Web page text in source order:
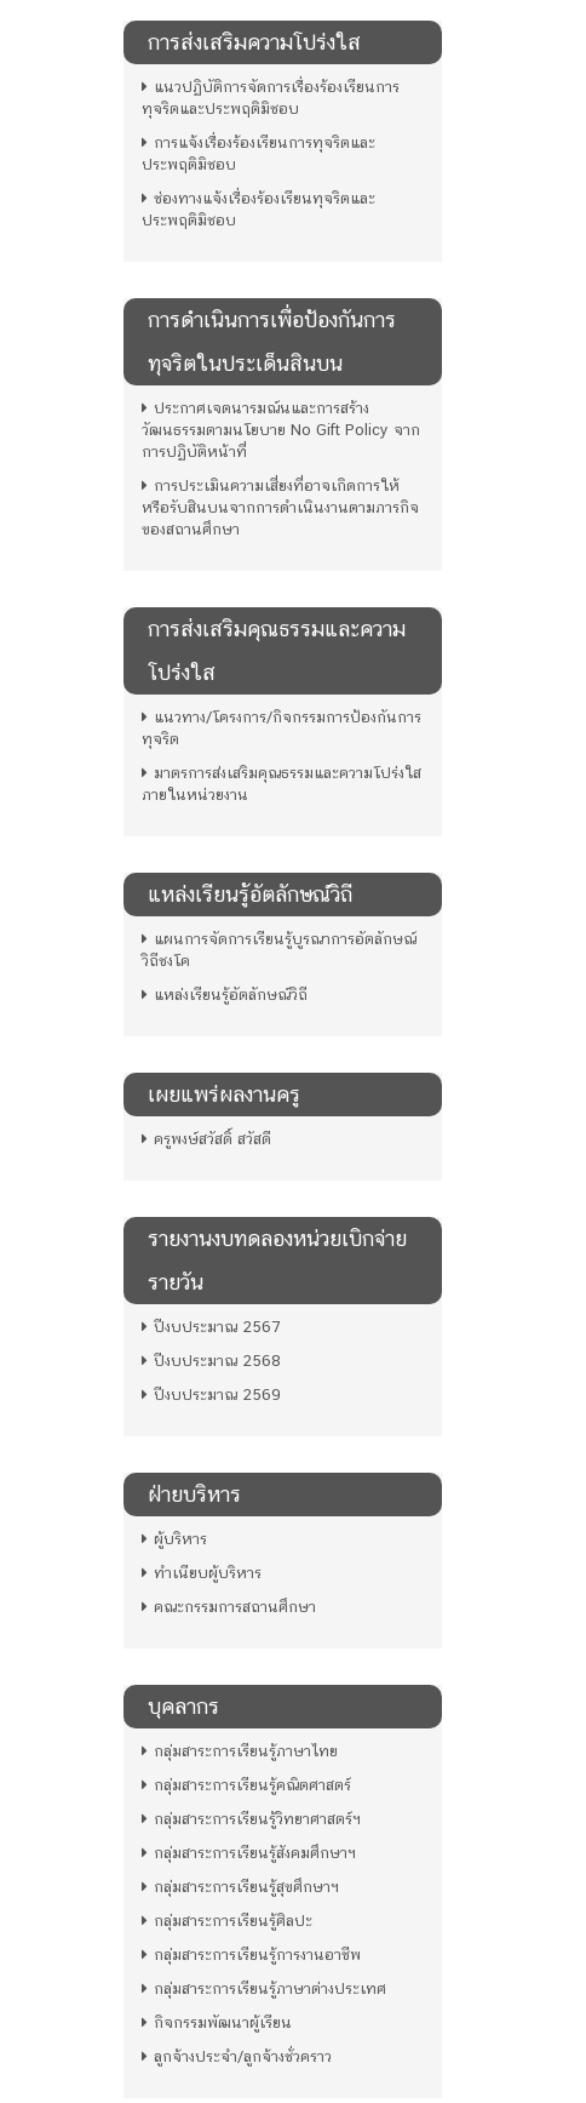
การส่งเสริมความโปร่งใส
แนวปฏิบัติการจัดการเรื่องร้องเรียนการ
ทุจริตและประพฤติมิชอบ
การแจ้งเรื่องร้องเรียนการทุจริตและ
ประพฤติมิชอบ
ช่องทางแจ้งเรื่องร้องเรียนทุจริตและ
ประพฤติมิชอบ
การดําเนินการเพื่อป้องกันการ
ทุจริตในประเด็นสินบน
ประกาศเจตนารมณ์นและการสร้าง
วัฒนธรรมตามนโยบาย No Gift Policy จาก
การปฏิบัติหน้าที่
การประเมินความเสี่ยงที่อาจเกิดการให้
หรือรับสินบนจากการดำเนินงานตามภารกิจ
ของสถานศึกษา
การส่งเสริมคุณธรรมและความ
โปร่งใส
แนวทาง/โครงการ/กิจกรรมการป้องกันการ
ทุจริต
มาตรการส่งเสริมคุณธรรมและความโปร่งใส
ภายในหน่วยงาน
แหล่งเรียนรู้อัตลักษณ์วิถี
แผนการจัดการเรียนรู้บูรณาการอัตลักษณ์
วิถีชงโค
แหล่งเรียนรู้อัตลักษณ์วิถี
เผยแพร่ผลงานครู
ครูพงษ์สวัสดิ์ สวัสดี
รายงานงบทดลองหน่วยเบิกจ่าย
รายวัน
ปีงบประมาณ 2567
ปีงบประมาณ 2568
ปีงบประมาณ 2569
ฝ่ายบริหาร
ผู้บริหาร
ทำเนียบผู้บริหาร
คณะกรรมการสถานศึกษา
บุคลากร
กลุ่มสาระการเรียนรู้ภาษาไทย
กลุ่มสาระการเรียนรู้คณิตศาสตร์
กลุ่มสาระการเรียนรู้วิทยาศาสตร์ฯ
กลุ่มสาระการเรียนรู้สังคมศึกษาฯ
กลุ่มสาระการเรียนรู้สุขศึกษาฯ
กลุ่มสาระการเรียนรู้ศิลปะ
กลุ่มสาระการเรียนรู้การงานอาชีพ
กลุ่มสาระการเรียนรู้ภาษาต่างประเทศ
กิจกรรมพัฒนาผู้เรียน
ลูกจ้างประจำ/ลูกจ้างชั่วคราว